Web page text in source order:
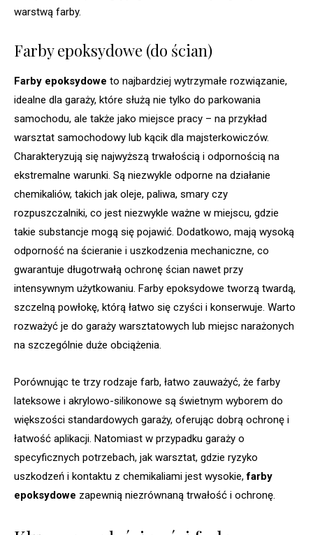
warstwą farby.
Farby epoksydowe (do ścian)
Farby epoksydowe to najbardziej wytrzymałe rozwiązanie,
idealne dla garaży, które służą nie tylko do parkowania
samochodu, ale także jako miejsce pracy – na przykład
warsztat samochodowy lub kącik dla majsterkowiczów.
Charakteryzują się najwyższą trwałością i odpornością na
ekstremalne warunki. Są niezwykle odporne na działanie
chemikaliów, takich jak oleje, paliwa, smary czy
rozpuszczalniki, co jest niezwykle ważne w miejscu, gdzie
takie substancje mogą się pojawić. Dodatkowo, mają wysoką
odporność na ścieranie i uszkodzenia mechaniczne, co
gwarantuje długotrwałą ochronę ścian nawet przy
intensywnym użytkowaniu. Farby epoksydowe tworzą twardą,
szczelną powłokę, którą łatwo się czyści i konserwuje. Warto
rozważyć je do garaży warsztatowych lub miejsc narażonych
na szczególnie duże obciążenia.
Porównując te trzy rodzaje farb, łatwo zauważyć, że farby
lateksowe i akrylowo-silikonowe są świetnym wyborem do
większości standardowych garaży, oferując dobrą ochronę i
łatwość aplikacji. Natomiast w przypadku garaży o
specyficznych potrzebach, jak warsztat, gdzie ryzyko
uszkodzeń i kontaktu z chemikaliami jest wysokie,farby
epoksydowe zapewnią niezrównaną trwałość i ochronę.